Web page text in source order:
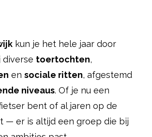
kun je het hele jaar door
diverse toertochten,
ensociale ritten, afgestemd
niveaus. Of je nu een
bent of al jaren op de
— er is altijd een groep die bij